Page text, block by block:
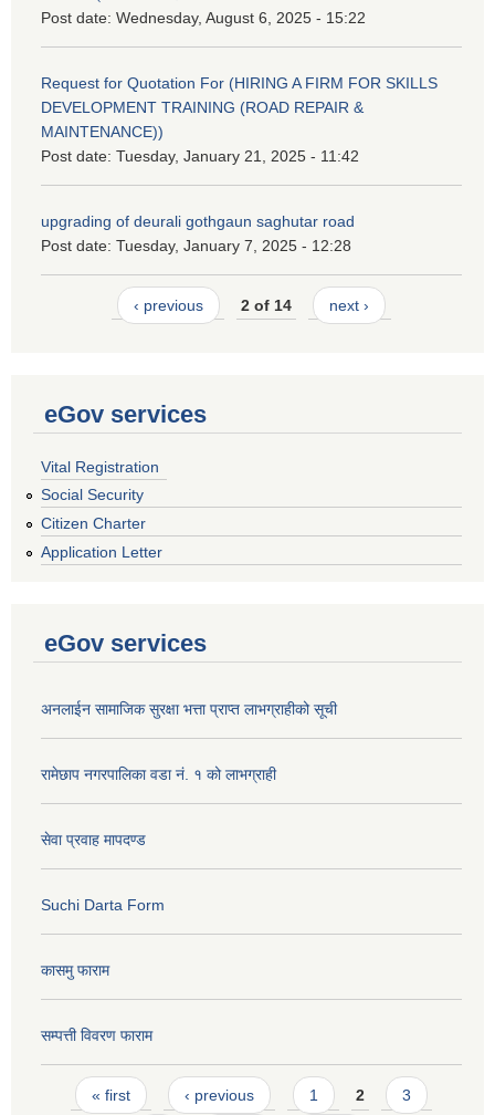
Post date: Wednesday, August 6, 2025 - 15:22
Request for Quotation For (HIRING A FIRM FOR SKILLS
DEVELOPMENT TRAINING (ROAD REPAIR &
MAINTENANCE))
Post date: Tuesday, January 21, 2025 - 11:42
upgrading of deurali gothgaun saghutar road
Post date: Tuesday, January 7, 2025 - 12:28
‹ previous 2 of 14 next ›
eGov services
Vital Registration
Social Security
Citizen Charter
Application Letter
eGov services
अनलाईन सामाजिक सुरक्षा भत्ता प्राप्त लाभग्राहीको सूची
रामेछाप नगरपालिका वडा नं. १ को लाभग्राही
सेवा प्रवाह मापदण्ड
Suchi Darta Form
कासमु फाराम
सम्पत्ती विवरण फाराम
Pages
« first ‹ previous 1 2 3